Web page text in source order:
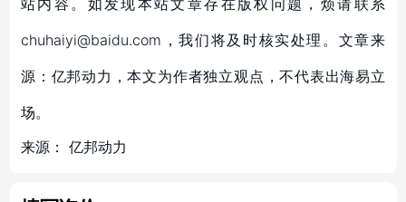
站内容。如发现本站文章存在版权问题，烦请联系
chuhaiyi@baidu.com，我们将及时核实处理。文章来
源：亿邦动力，本文为作者独立观点，不代表出海易立
场。
来源： 亿邦动力